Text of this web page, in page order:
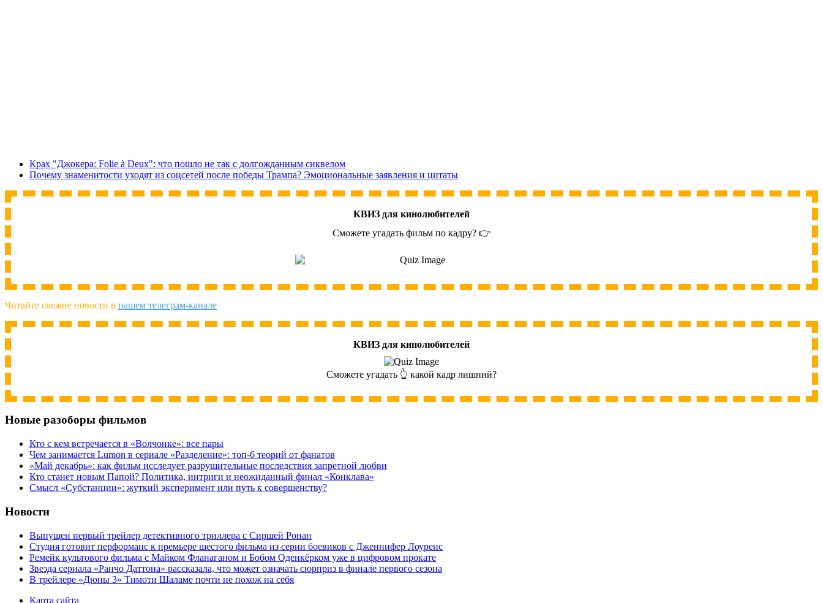
Крах "Джокера: Folie à Deux": что пошло не так с долгожданным сиквелом
Почему знаменитости уходят из соцсетей после победы Трампа? Эмоциональные заявления и цитаты
КВИЗ для кинолюбителей
Сможете угадать фильм по кадру? 👉
Читайте свежие новости в нашем телеграм-канале
КВИЗ для кинолюбителей
Сможете угадать 👆 какой кадр лишний?
Новые разоборы фильмов
Кто с кем встречается в «Волчонке»: все пары
Чем занимается Lumon в сериале «Разделение»: топ-6 теорий от фанатов
«Май декабрь»: как фильм исследует разрушительные последствия запретной любви
Кто станет новым Папой? Политика, интриги и неожиданный финал «Конклава»
Cмысл «Субстанции»: жуткий эксперимент или путь к совершенству?
Новости
Выпущен первый трейлер детективного триллера с Сиршей Ронан
Студия готовит перформанс к премьере шестого фильма из серии боевиков с Дженнифер Лоуренс
Ремейк культового фильма с Майком Фланаганом и Бобом Оденкёрком уже в цифровом прокате
Звезда сериала «Ранчо Даттона» рассказала, что может означать сюрприз в финале первого сезона
В трейлере «Дюны 3» Тимоти Шаламе почти не похож на себя
Карта сайта